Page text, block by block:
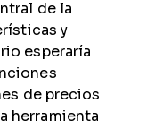
de la
y
esperaría
de precios
herramienta